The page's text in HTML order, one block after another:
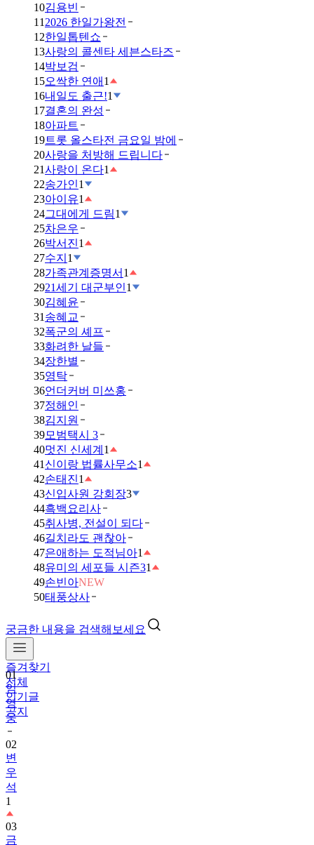
10김용빈
11 2026 한일가왕전
12한일톱텐쇼
13사랑의 콜센타 세븐스타즈
14박보검
15오싹한 연애 1
16내일도 출근!1
17결혼의 완성
18아파트
19트롯 올스타전 금요일 밤에
20사랑을 처방해 드립니다
21사랑이 온다1
22송가인1
23아이유1
24그대에게 드림1
25차은우
26박서진1
27수지 1
28가족관계증명서 1
2921세기 대군부인1
30김혜윤
31 송혜교
32폭군의 셰프
33화려한 날들
34장한별
35영탁
36언더커버 미쓰홍
37정해인
38김지원
39모범택시 3
40멋진 신세계 1
41 신이랑 법률사무소1
42손태진1
43신입사원 강회장3
44흑백요리사
45취사병, 전설이 되다
46길치라도 괜찮아
47은애하는 도적님아1
48유미의 세포들 시즌31
49손빈아NEW
50태풍상사
궁금한 내용을 검색해보세요
즐겨찾기
전체
인기글
공지
01
임
영
웅
02
변
우
석
1
03
금
타